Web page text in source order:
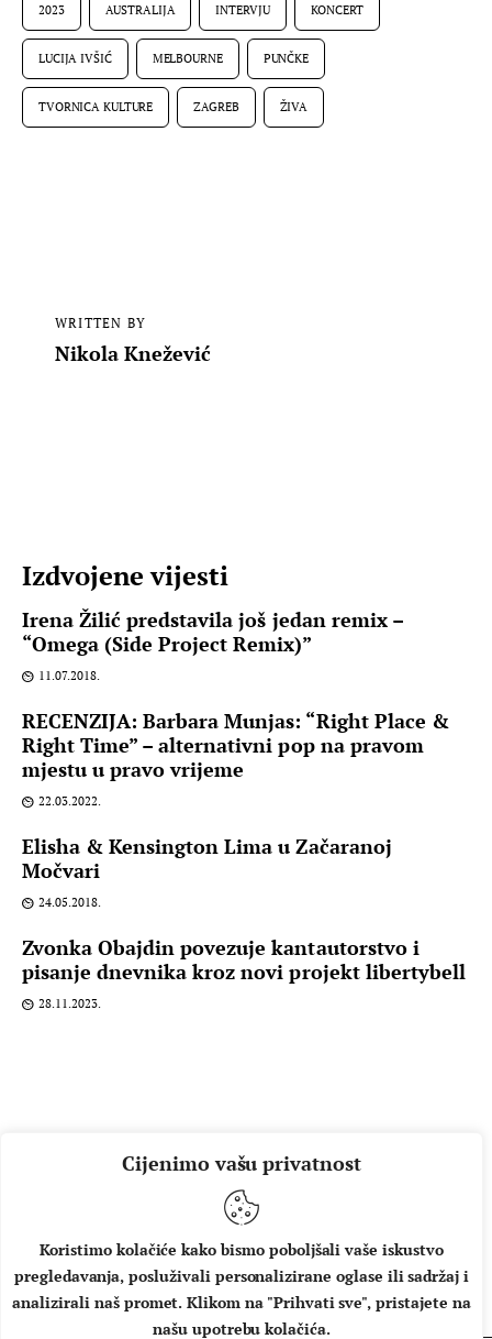
Cijenimo vašu privatnost
Koristimo kolačiće kako bismo poboljšali vaše iskustvo
pregledavanja, posluživali personalizirane oglase ili sadržaj i
analizirali naš promet. Klikom na "Prihvati sve", pristajete na
našu upotrebu kolačića.
2023 AUSTRALIJA INTERVJU KONCERT
LUCIJA IVŠIĆ MELBOURNE PUNČKE
TVORNICA KULTURE ZAGREB ŽIVA
WRITTEN BY
Nikola Knežević
Izdvojene vijesti
Irena Žilić predstavila još jedan remix –
“Omega (Side Project Remix)”
11.07.2018.
RECENZIJA: Barbara Munjas: “Right Place &
Right Time” – alternativni pop na pravom
mjestu u pravo vrijeme
22.03.2022.
Elisha & Kensington Lima u Začaranoj
Močvari
24.05.2018.
Zvonka Obajdin povezuje kantautorstvo i
pisanje dnevnika kroz novi projekt libertybell
28.11.2023.
O NAMA IMPRESSUM UVJETI KORIŠTENJA